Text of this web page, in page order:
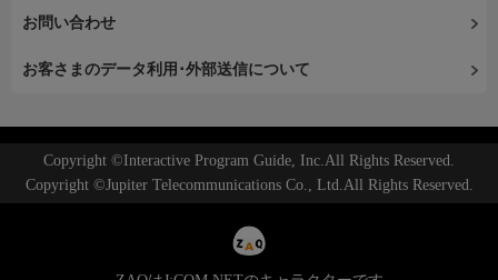
お問い合わせ
お客さまのデータ利用･外部送信について
Copyright ©Interactive Program Guide, Inc.All Rights Reserved.
Copyright ©Jupiter Telecommunications Co., Ltd.All Rights Reserved.